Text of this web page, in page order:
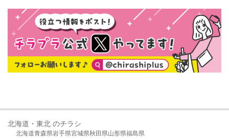
北海道・東北 のチラシ
北海道青森県岩手県宮城県秋田県山形県福島県